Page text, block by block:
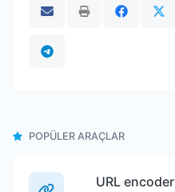
POPÜLER ARAÇLAR
URL encoder